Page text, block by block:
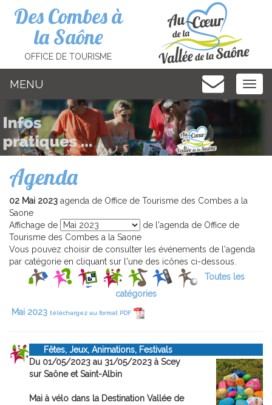
Des Combes à
la Saône
OFFICE DE TOURISME
MENU
Agenda
02 Mai 2023 agenda de Office de Tourisme des Combes a la
Saone
Affichage de
de l'agenda de Office de
Tourisme des Combes a la Saone
Vous pouvez choisir de consulter les événements de l'agenda
par catégorie en cliquant sur l'une des icônes ci-dessous.
Toutes les
catégories
Mai 2023 téléchargez au format PDF
Fêtes, Jeux, Animations, Festivals
Du 01/05/2023 au 31/05/2023 à Scey
sur Saône et Saint-Albin
Mai à vélo dans la Destination Vallée de